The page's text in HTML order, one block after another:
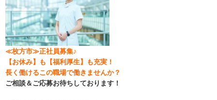
≪枚方市≫正社員募集♪
【お休み】も【福利厚生】も充実！
長く働けるこの職場で働きませんか？
ご相談＆ご応募お待ちしております！